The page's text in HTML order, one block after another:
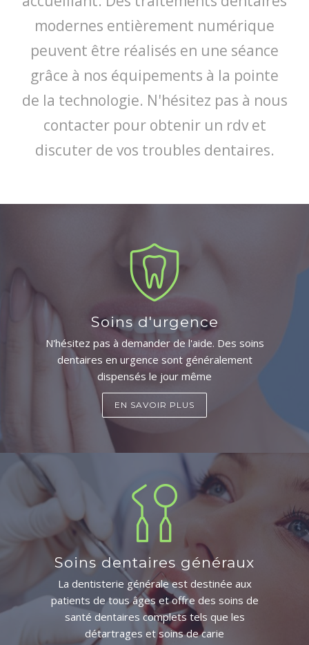
modernes entièrement numérique
peuvent être réalisés en une séance
grâce à nos équipements à la pointe
de la technologie. N'hésitez pas à nous
contacter pour obtenir un rdv et
discuter de vos troubles dentaires.
Soins d'urgence
N'hésitez pas à demander de l'aide. Des soins
dentaires en urgence sont généralement
dispensés le jour même
EN SAVOIR PLUS
Soins dentaires généraux
La dentisterie générale est destinée aux
patients de tous âges et offre des soins de
santé dentaires complets tels que les
détartrages et soins de carie